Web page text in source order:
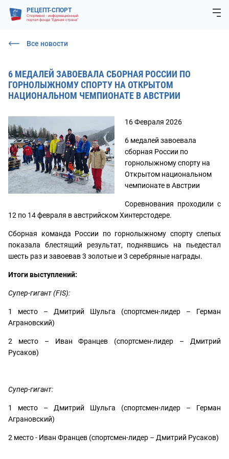
РЕЦЕПТ-СПОРТ
Спортивно - информационный
портал фонда "Единая страна"
Все новости
6 МЕДАЛЕЙ ЗАВОЕВАЛА СБОРНАЯ РОССИИ ПО
ГОРНОЛЫЖНОМУ СПОРТУ НА ОТКРЫТОМ
НАЦИОНАЛЬНОМ ЧЕМПИОНАТЕ В АВСТРИИ
16 Февраля 2026
6 медалей завоевала
сборная России по
горнолыжному спорту на
Открытом национальном
чемпионате в Австрии
Соревнования проходили с
12 по 14 февраля в австрийском Хинтерстодере.
Сборная команда России по горнолыжному спорту слепых
показала блестящий результат, поднявшись на пьедестал
шесть раз и завоевав 3 золотые и 3 серебряные награды.
Итоги выступлений:
Супер-гигант (FIS):
1 место – Дмитрий Шульга (спортсмен-лидер – Герман
Аграновский)
2 место – Иван Францев (спортсмен-лидер – Дмитрий
Русаков)
Супер-гигант:
1 место – Дмитрий Шульга (спортсмен-лидер – Герман
Аграновский)
2 место - Иван Францев (спортсмен-лидер – Дмитрий Русаков)